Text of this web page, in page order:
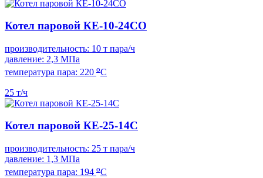
Котел паровой КЕ-10-24СО
производительность: 10 т пара/ч
давление: 2,3 МПа
температура пара: 220 оС
25 т/ч
Котел паровой КЕ-25-14С
производительность: 25 т пара/ч
давление: 1,3 МПа
температура пара: 194 оС